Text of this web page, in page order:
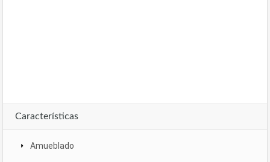
Características
Amueblado